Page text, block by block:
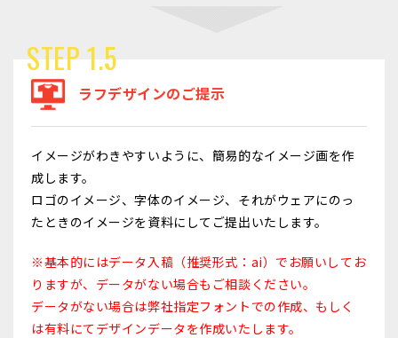
STEP 1.5
ラフデザインのご提示
イメージがわきやすいように、簡易的なイメージ画を作
成します。
ロゴのイメージ、字体のイメージ、それがウェアにのっ
たときのイメージを資料にしてご提出いたします。
※基本的にはデータ入稿（推奨形式：ai）でお願いしてお
りますが、データがない場合もご相談ください。
データがない場合は弊社指定フォントでの作成、もしく
は有料にてデザインデータを作成いたします。